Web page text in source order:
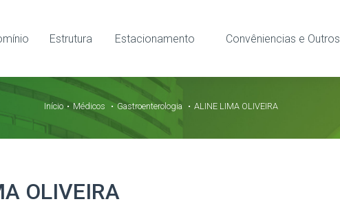
Estrutura Estacionamento Convêniencias e Outros
Início Médicos Gastroenterologia ALINE LIMA OLIVEIRA
OLIVEIRA